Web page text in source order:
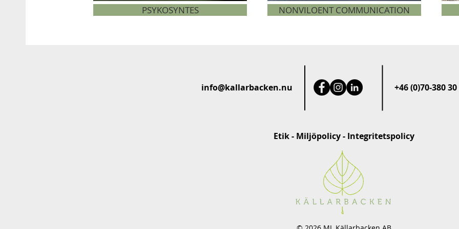
PSYKOSYNTES NONVILOENT COMMUNICATION
info@kallarbacken.nu +46 (0)70-380 30
Etik- Miljöpolicy- Integritetspolicy